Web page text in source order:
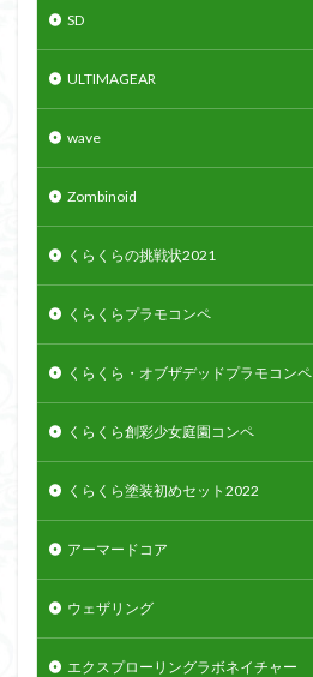
SD
ULTIMAGEAR
wave
Zombinoid
くらくらの挑戦状2021
くらくらプラモコンペ
くらくら・オブザデッドプラモコンペ
くらくら創彩少女庭園コンペ
くらくら塗装初めセット2022
アーマードコア
ウェザリング
エクスプローリングラボネイチャー